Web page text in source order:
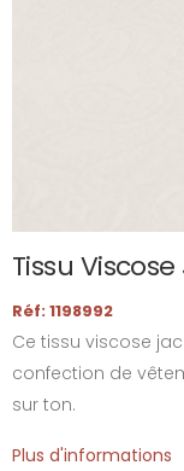
Tissu
Réf: 1198992
Ce tissu viscose
confection de
sur ton.
Plus d'informations